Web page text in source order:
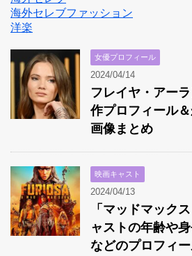
海外セレブファッション
洋楽
女優プロフィール
2024/04/14
フレイヤ・アー
作プロフィール
画像まとめ
映画キャスト
2024/04/13
「マッドマック
ャストの年齢や
などのプロフィ